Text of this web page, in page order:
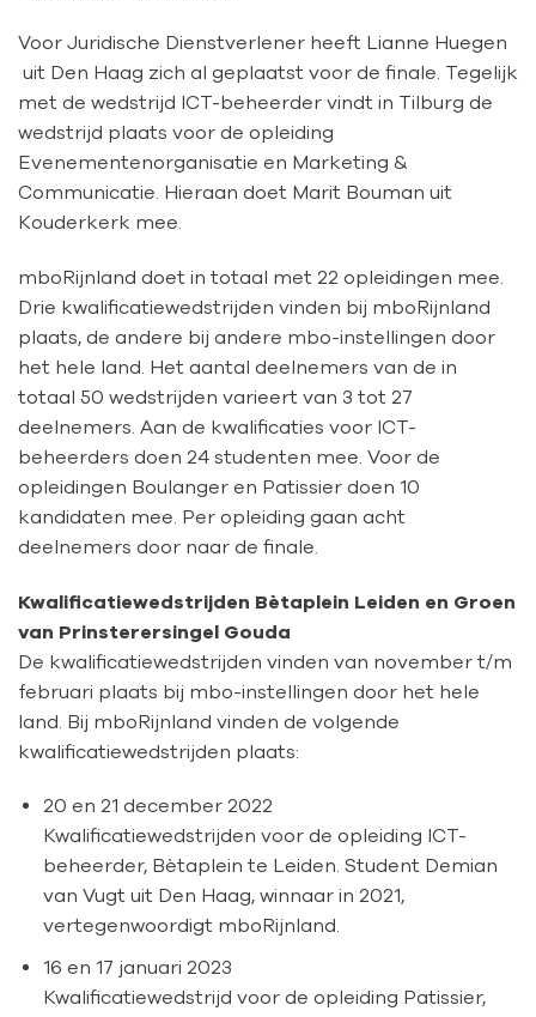
Voor Juridische Dienstverlener heeft Lianne Huegen
uit Den Haag zich al geplaatst voor de finale. Tegelijk
met de wedstrijd ICT-beheerder vindt in Tilburg de
wedstrijd plaats voor de opleiding
Evenementenorganisatie en Marketing &
Communicatie. Hieraan doet Marit Bouman uit
Kouderkerk mee.
mboRijnland doet in totaal met 22 opleidingen mee.
Drie kwalificatiewedstrijden vinden bij mboRijnland
plaats, de andere bij andere mbo-instellingen door
het hele land. Het aantal deelnemers van de in
totaal 50 wedstrijden varieert van 3 tot 27
deelnemers. Aan de kwalificaties voor ICT-
beheerders doen 24 studenten mee. Voor de
opleidingen Boulanger en Patissier doen 10
kandidaten mee. Per opleiding gaan acht
deelnemers door naar de finale.
Kwalificatiewedstrijden Bètaplein Leiden en Groen
van Prinsterersingel Gouda
De kwalificatiewedstrijden vinden van november t/m
februari plaats bij mbo-instellingen door het hele
land. Bij mboRijnland vinden de volgende
kwalificatiewedstrijden plaats:
20 en 21 december 2022
Kwalificatiewedstrijden voor de opleiding ICT-
beheerder, Bètaplein te Leiden. Student Demian
van Vugt uit Den Haag, winnaar in 2021,
vertegenwoordigt mboRijnland.
16 en 17 januari 2023
Kwalificatiewedstrijd voor de opleiding Patissier,